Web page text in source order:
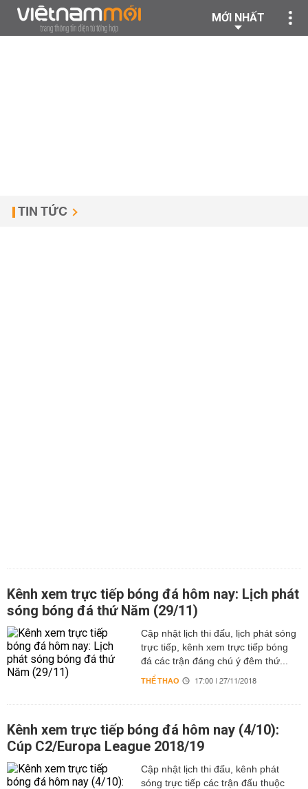
MỚI NHẤT
TIN TỨC
Kênh xem trực tiếp bóng đá hôm nay: Lịch phát
sóng bóng đá thứ Năm (29/11)
Cập nhật lịch thi đấu, lịch phát sóng
trực tiếp, kênh xem trực tiếp bóng
đá các trận đáng chú ý đêm thứ...
THỂ THAO 17:00 | 27/11/2018
Kênh xem trực tiếp bóng đá hôm nay (4/10):
Cúp C2/Europa League 2018/19
Cập nhật lịch thi đấu, kênh phát
sóng trực tiếp các trận đấu thuộc